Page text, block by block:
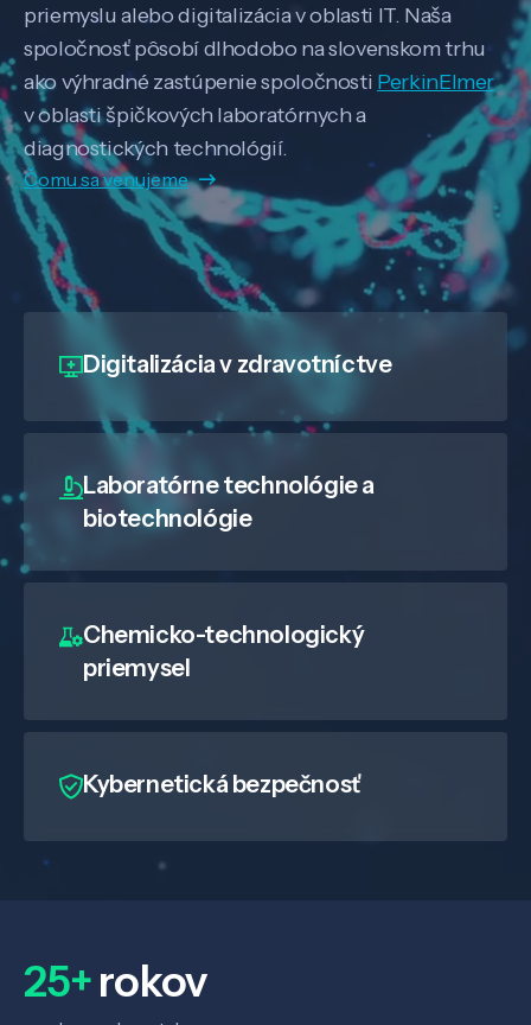
priemyslu alebo digitalizácia v oblasti IT. Naša
spoločnosť pôsobí dlhodobo na slovenskom trhu
ako výhradné zastúpenie spoločnosti PerkinElmer
v oblasti špičkových laboratórnych a
diagnostických technológií.
Čomu sa venujeme
Digitalizáciav zdravotníctve
Laboratórne technológie a
biotechnológie
Chemicko-technologický
priemysel
Kybernetická bezpečnosť
25+rokov